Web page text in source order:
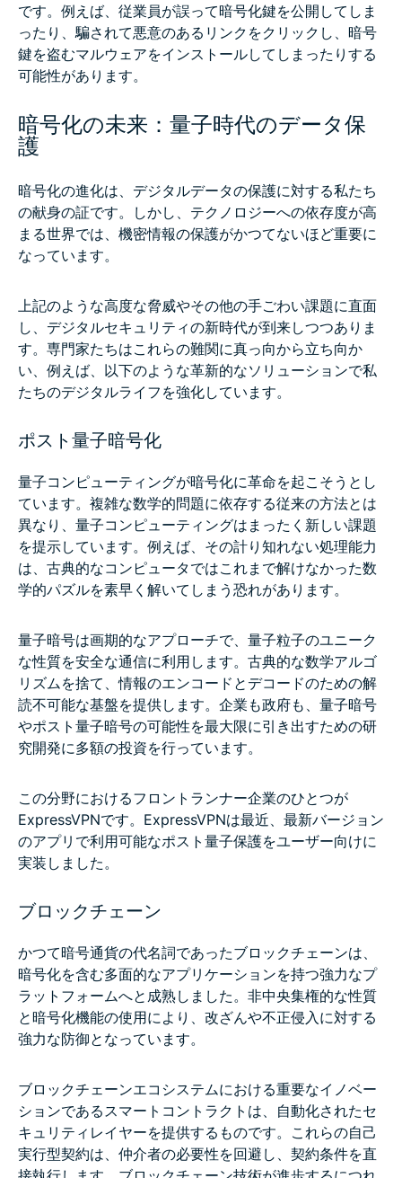
です。例えば、従業員が誤って暗号化鍵を公開してしま
ったり、騙されて悪意のあるリンクをクリックし、暗号
鍵を盗むマルウェアをインストールしてしまったりする
可能性があります。
暗号化の未来：量子時代のデータ保
護
暗号化の進化は、デジタルデータの保護に対する私たち
の献身の証です。しかし、テクノロジーへの依存度が高
まる世界では、機密情報の保護がかつてないほど重要に
なっています。
上記のような高度な脅威やその他の手ごわい課題に直面
し、デジタルセキュリティの新時代が到来しつつありま
す。専門家たちはこれらの難関に真っ向から立ち向か
い、例えば、以下のような革新的なソリューションで私
たちのデジタルライフを強化しています。
ポスト量子暗号化
量子コンピューティングが暗号化に革命を起こそうとし
ています。複雑な数学的問題に依存する従来の方法とは
異なり、量子コンピューティングはまったく新しい課題
を提示しています。例えば、その計り知れない処理能力
は、古典的なコンピュータではこれまで解けなかった数
学的パズルを素早く解いてしまう恐れがあります。
量子暗号は画期的なアプローチで、量子粒子のユニーク
な性質を安全な通信に利用します。古典的な数学アルゴ
リズムを捨て、情報のエンコードとデコードのための解
読不可能な基盤を提供します。企業も政府も、量子暗号
やポスト量子暗号の可能性を最大限に引き出すための研
究開発に多額の投資を行っています。
この分野におけるフロントランナー企業のひとつが
ExpressVPNです。ExpressVPNは最近、最新バージョン
のアプリで利用可能なポスト量子保護をユーザー向けに
実装しました。
ブロックチェーン
かつて暗号通貨の代名詞であったブロックチェーンは、
暗号化を含む多面的なアプリケーションを持つ強力なプ
ラットフォームへと成熟しました。非中央集権的な性質
と暗号化機能の使用により、改ざんや不正侵入に対する
強力な防御となっています。
ブロックチェーンエコシステムにおける重要なイノベー
ションであるスマートコントラクトは、自動化されたセ
キュリティレイヤーを提供するものです。これらの自己
実行型契約は、仲介者の必要性を回避し、契約条件を直